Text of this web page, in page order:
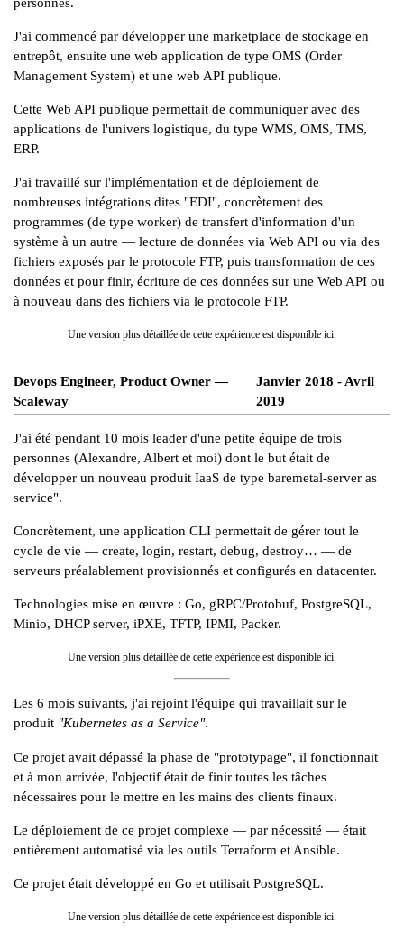
J'ai commencé par développer unemarketplace de stockage en
entrepôt, ensuite une web application de typeOMS (Order
Management System) et une web API publique.
Cette Web API publique permettait de communiquer avec des
applications de l'univers logistique, du typeWMS,OMS,TMS,
ERP.
J'ai travaillé sur l'implémentation et de déploiement de
nombreuses intégrations dites "EDI", concrètement des
programmes (de type worker) de transfert d'information d'un
système à un autre — lecture de données via Web API ou via des
fichiers exposés par le protocole FTP, puis transformation de ces
données et pour finir, écriture de ces données sur une Web API ou
à nouveau dans des fichiers via le protocole FTP.
Une version plus détaillée de cette expérience est disponible ici.
Devops Engineer, Product Owner —
Scaleway
Janvier 2018 - Avril
2019
J'ai été pendant 10 mois leader d'une petite équipe de trois
personnes (Alexandre,Albert et moi) dont le but était de
développer un nouveau produitIaaS de typebaremetal-server as
service".
Concrètement, une applicationCLI permettait de gérer tout le
cycle de vie — create, login, restart, debug, destroy… — de
serveurs préalablement provisionnés et configurés en datacenter.
Technologies mise en œuvre :Go, gRPC/Protobuf,PostgreSQL,
Minio,DHCP server,iPXE,TFTP,IPMI,Packer.
Une version plus détaillée de cette expérience est disponible ici.
Les 6 mois suivants, j'ai rejoint l'équipe qui travaillait sur le
produit "Kubernetes as a Service".
Ce projet avait dépassé la phase de "prototypage", il fonctionnait
et à mon arrivée, l'objectif était de finir toutes les tâches
nécessaires pour le mettre en les mains des clients finaux.
Le déploiement de ce projet complexe — par nécessité — était
entièrement automatisé via les outilsTerraform et Ansible.
Ce projet était développé en Go et utilisait PostgreSQL.
Une version plus détaillée de cette expérience est disponible ici